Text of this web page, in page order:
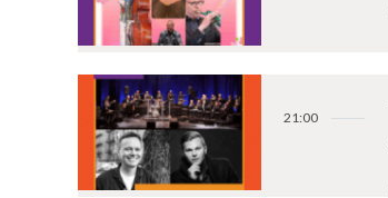
21:00